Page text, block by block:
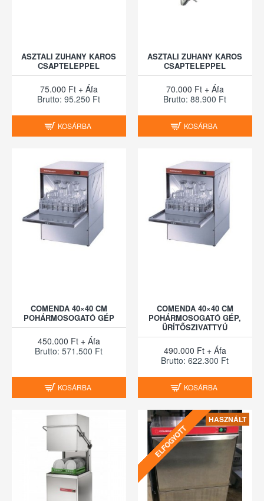
ASZTALI ZUHANY KAROS
CSAPTELEPPEL
75.000 Ft + Áfa
Brutto: 95.250 Ft
KOSÁRBA
ASZTALI ZUHANY KAROS
CSAPTELEPPEL
70.000 Ft + Áfa
Brutto: 88.900 Ft
KOSÁRBA
COMENDA 40×40 CM
POHÁRMOSOGATÓ GÉP
450.000 Ft + Áfa
Brutto: 571.500 Ft
KOSÁRBA
COMENDA 40×40 CM
POHÁRMOSOGATÓ GÉP,
ÜRÍTŐSZIVATTYÚ
490.000 Ft + Áfa
Brutto: 622.300 Ft
KOSÁRBA
HASZNÁLT
ELFOGYOTT